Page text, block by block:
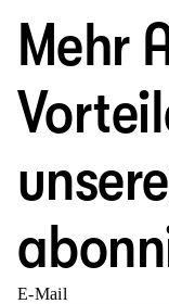
Mehr
E-Mail